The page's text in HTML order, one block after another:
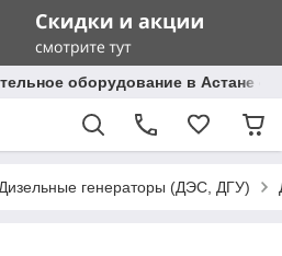
оборудование в Астане с
Дизельные генераторы (ДЭС, ДГУ)